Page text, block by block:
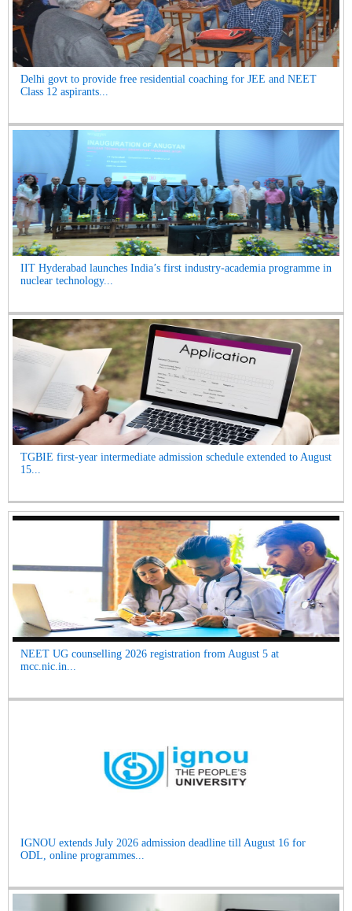
Delhi govt to provide free residential coaching for JEE and NEET
Class 12 aspirants...
IIT Hyderabad launches India’s first industry-academia programme in
nuclear technology...
TGBIE first-year intermediate admission schedule extended to August
15...
NEET UG counselling 2026 registration from August 5 at
mcc.nic.in...
IGNOU extends July 2026 admission deadline till August 16 for
ODL, online programmes...